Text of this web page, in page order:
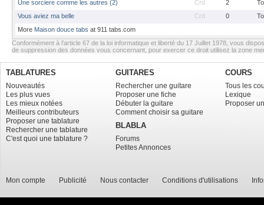
Une sorciere comme les autres (2)
Crd 2
Vous aviez ma belle
Crd 0
More Maison douce tabs at 911 tabs.com
Conformément à l’article 67 de la loi informatique et liberté du 17 Juillet 1978, vous
de suppression des données vous concernant, pour exercer ce droit utilisez la zone
TABLATURES
Nouveautés
Les plus vues
Les mieux notées
Meilleurs contributeurs
Proposer une tablature
Rechercher une tablature
C'est quoi une tablature ?
GUITARES
Rechercher une guitare
Proposer une fiche
Débuter la guitare
Comment choisir sa guitare
BLABLA
Forums
Petites Annonces
COURS
Tous les
Lexique
Proposer
Mon compte Publicité Nous contacter Conditions d'utilisations